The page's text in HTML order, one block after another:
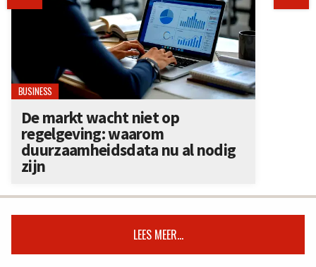
BUSINESS
De markt wacht niet op
regelgeving: waarom
duurzaamheidsdata nu al nodig
zijn
LEES MEER...